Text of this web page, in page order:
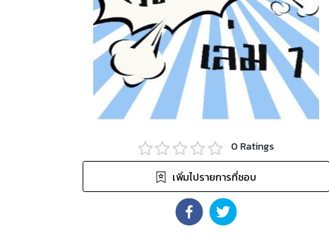
0 Ratings
เพิ่มไปรายการที่ชอบ